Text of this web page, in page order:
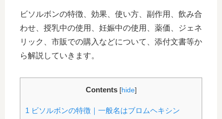
ビソルボンの特徴、効果、使い方、副作用、飲み合
わせ、授乳中の使用、妊娠中の使用、薬価、ジェネ
リック、市販での購入などについて、添付文書等か
ら解説していきます。
Contents [hide]
1 ビソルボンの特徴｜一般名はブロムヘキシン